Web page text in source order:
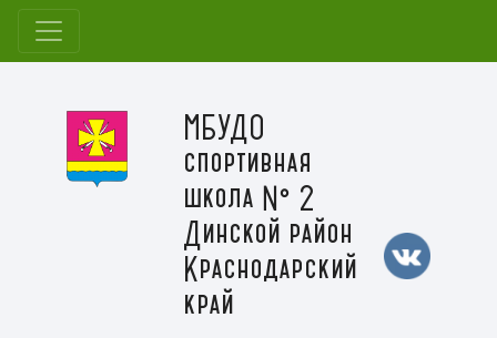
МБУДО
спортивная
школа № 2
Динской район
Краснодарский
край